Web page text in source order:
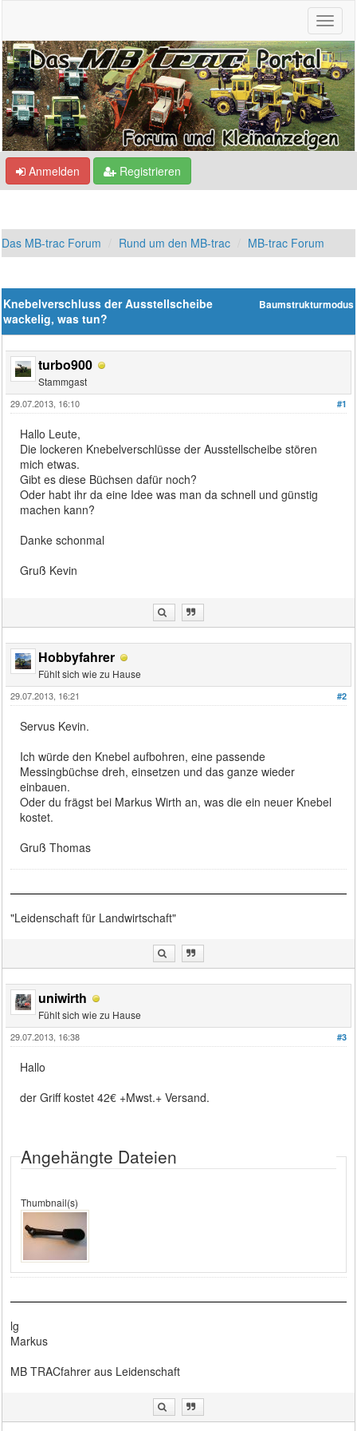
Anmelden Registrieren
Das MB-trac Forum Rund um den MB-trac MB-trac Forum
Baumstrukturmodus
Knebelverschluss der Ausstellscheibe
wackelig, was tun?
turbo900
Stammgast
#1
29.07.2013, 16:10
Hallo Leute,
Die lockeren Knebelverschlüsse der Ausstellscheibe stören
mich etwas.
Gibt es diese Büchsen dafür noch?
Oder habt ihr da eine Idee was man da schnell und günstig
machen kann?
Danke schonmal
Gruß Kevin
Hobbyfahrer
Fühlt sich wie zu Hause
#2
29.07.2013, 16:21
Servus Kevin.
Ich würde den Knebel aufbohren, eine passende
Messingbüchse dreh, einsetzen und das ganze wieder
einbauen.
Oder du frägst bei Markus Wirth an, was die ein neuer Knebel
kostet.
Gruß Thomas
"Leidenschaft für Landwirtschaft"
uniwirth
Fühlt sich wie zu Hause
#3
29.07.2013, 16:38
Hallo
der Griff kostet 42€ +Mwst.+ Versand.
Angehängte Dateien
Thumbnail(s)
lg
Markus
MB TRACfahrer aus Leidenschaft